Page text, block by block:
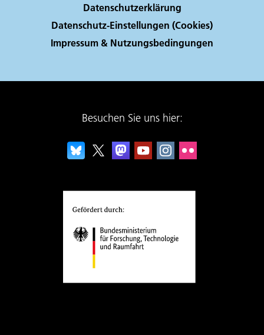
Datenschutzerklärung
Datenschutz-Einstellungen (Cookies)
Impressum & Nutzungsbedingungen
Besuchen Sie uns hier: